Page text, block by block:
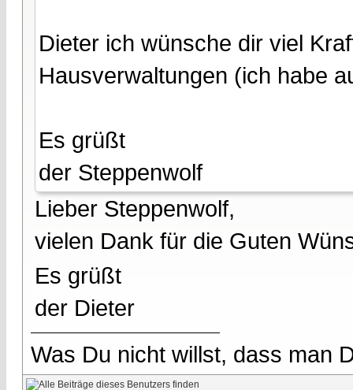
Dieter ich wünsche dir viel
Hausverwaltungen (ich habe
Es grüßt
der Steppenwolf
Lieber Steppenwolf,
vielen Dank für die Guten
Es grüßt
der Dieter
Was Du nicht willst, dass man